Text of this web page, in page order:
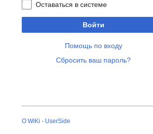
Оставаться в системе
Войти
Помощь по входу
Сбросить ваш пароль?
О WiKi - UserSide